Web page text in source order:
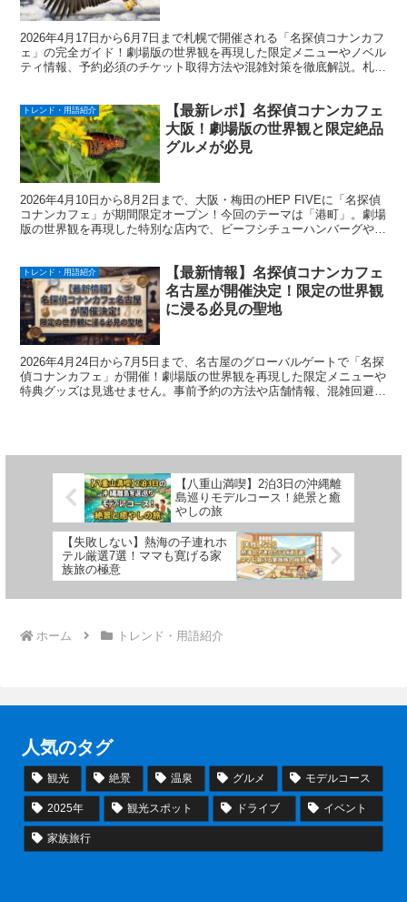
2026年4月17日から6月7日まで札幌で開催される「名探偵コナンカフ
ェ」の完全ガイド！劇場版の世界観を再現した限定メニューやノベル
ティ情報、予約必須のチケット取得方法や混雑対策を徹底解説。札幌
トレンド・用語紹介
【最新レポ】名探偵コナンカフェ
大阪！劇場版の世界観と限定絶品
グルメが必見
2026年4月10日から8月2日まで、大阪・梅田のHEP FIVEに「名探偵
コナンカフェ」が期間限定オープン！今回のテーマは「港町」。劇場
版の世界観を再現した特別な店内で、ビーフシチューハンバーグや限
トレンド・用語紹介
【最新情報】名探偵コナンカフェ
名古屋が開催決定！限定の世界観
に浸る必見の聖地
2026年4月24日から7月5日まで、名古屋のグローバルゲートで「名探
偵コナンカフェ」が開催！劇場版の世界観を再現した限定メニューや
特典グッズは見逃せません。事前予約の方法や店舗情報、混雑回避の
【八重山満喫】2泊3日の沖縄離
島巡りモデルコース！絶景と癒
やしの旅
【失敗しない】熱海の子連れホ
テル厳選7選！ママも寛げる家
族旅の極意
ホーム トレンド・用語紹介
人気のタグ
観光 絶景 温泉 グルメ モデルコース
2025年 観光スポット ドライブ イベント
家族旅行